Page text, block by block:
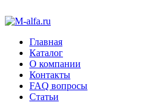
Главная
Каталог
О компании
Контакты
FAQ вопросы
Статьи